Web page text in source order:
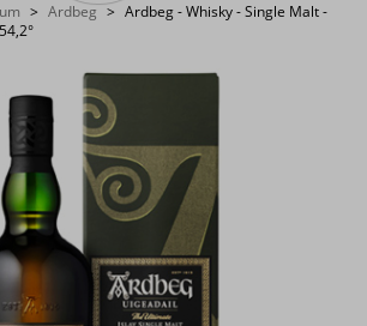
Ardbeg
Ardbeg - Whisky - Single Malt -